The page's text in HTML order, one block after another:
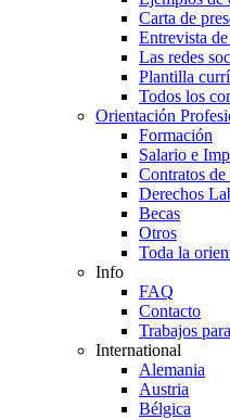
Carta de
Entrevista
Las redes
Plantilla
Todos los
Orientación
Formación
Salario e
Contratos
Derechos
Becas
Otros
Toda la
Info
FAQ
Contacto
Trabajos
International
Alemania
Austria
Bélgica